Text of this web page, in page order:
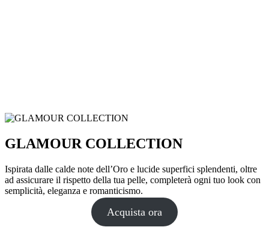
GLAMOUR COLLECTION
Ispirata dalle calde note dell’Oro e lucide superfici splendenti, oltre
ad assicurare il rispetto della tua pelle, completerà ogni tuo look con
semplicità, eleganza e romanticismo.
Acquista ora